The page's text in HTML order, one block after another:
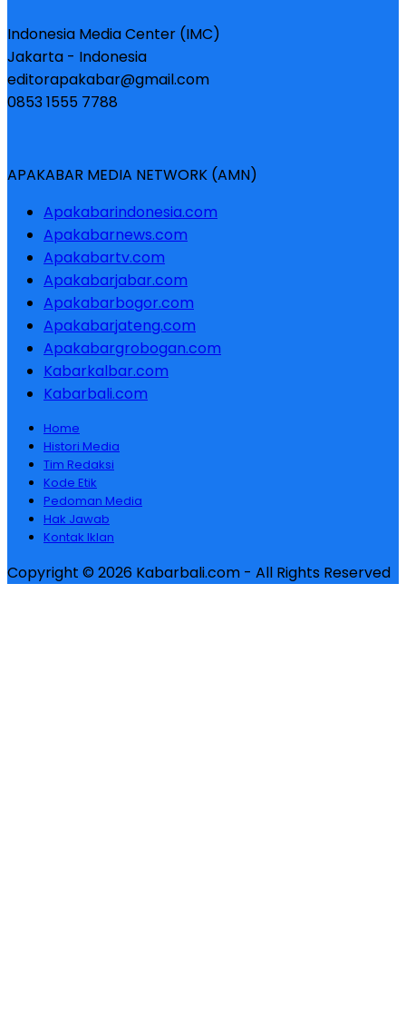
Indonesia Media Center (IMC)
Jakarta - Indonesia
editorapakabar@gmail.com
0853 1555 7788
APAKABAR MEDIA NETWORK (AMN)
Apakabarindonesia.com
Apakabarnews.com
Apakabartv.com
Apakabarjabar.com
Apakabarbogor.com
Apakabarjateng.com
Apakabargrobogan.com
Kabarkalbar.com
Kabarbali.com
Home
Histori Media
Tim Redaksi
Kode Etik
Pedoman Media
Hak Jawab
Kontak Iklan
Copyright © 2026 Kabarbali.com - All Rights Reserved